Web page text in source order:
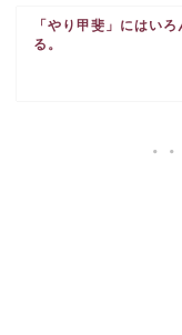
「やり甲斐」にはい
る。